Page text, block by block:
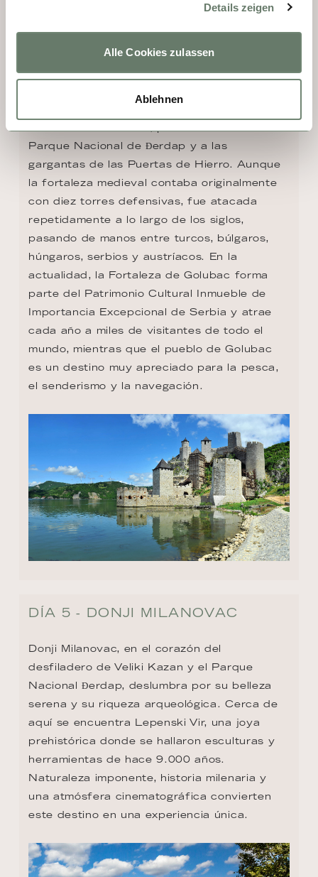
Details zeigen
Alle Cookies zulassen
Ablehnen
Bastión durante las épocas romana y
bizantina, el pueblo serbio oriental de
Parque Nacional de Đerdap y a las
gargantas de las Puertas de Hierro. Aunque
la fortaleza medieval contaba originalmente
con diez torres defensivas, fue atacada
repetidamente a lo largo de los siglos,
pasando de manos entre turcos, búlgaros,
húngaros, serbios y austríacos. En la
actualidad, la Fortaleza de Golubac forma
parte del Patrimonio Cultural Inmueble de
Importancia Excepcional de Serbia y atrae
cada año a miles de visitantes de todo el
mundo, mientras que el pueblo de Golubac
es un destino muy apreciado para la pesca,
el senderismo y la navegación.
DÍA 5 - DONJI MILANOVAC
Donji Milanovac, en el corazón del
desfiladero de Veliki Kazan y el Parque
Nacional Đerdap, deslumbra por su belleza
serena y su riqueza arqueológica. Cerca de
aquí se encuentra Lepenski Vir, una joya
prehistórica donde se hallaron esculturas y
herramientas de hace 9.000 años.
Naturaleza imponente, historia milenaria y
una atmósfera cinematográfica convierten
este destino en una experiencia única.